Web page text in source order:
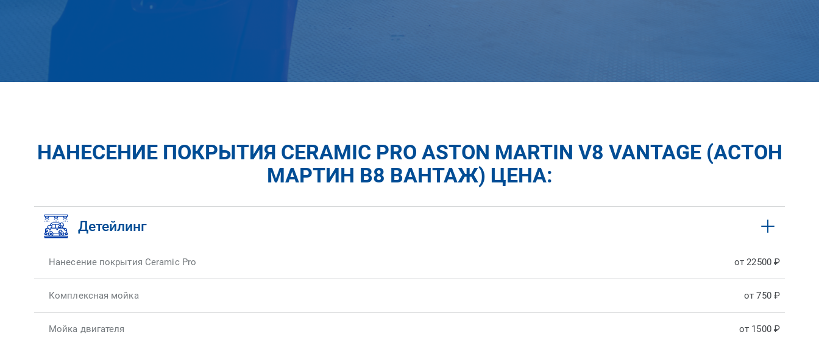
НАНЕСЕНИЕ ПОКРЫТИЯ CERAMIC PRO ASTON MARTIN V8 VANTAGE (АСТОН
МАРТИН В8 ВАНТАЖ) ЦЕНА:
Детейлинг
Нанесение покрытия Ceramic Pro от 22500 ₽
Комплексная мойка от 750 ₽
Мойка двигателя от 1500 ₽